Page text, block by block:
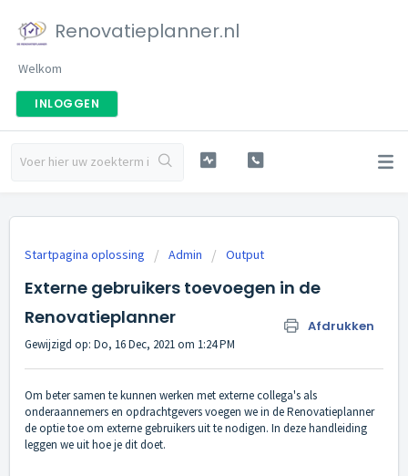
Renovatieplanner.nl
Welkom
INLOGGEN
Startpagina oplossing Admin Output
Externe gebruikers toevoegen in de
Renovatieplanner
Afdrukken
Gewijzigd op: Do, 16 Dec, 2021 om 1:24 PM
Om beter samen te kunnen werken met externe collega's als
onderaannemers en opdrachtgevers voegen we in de Renovatieplanner
de optie toe om externe gebruikers uit te nodigen. In deze handleiding
leggen we uit hoe je dit doet.